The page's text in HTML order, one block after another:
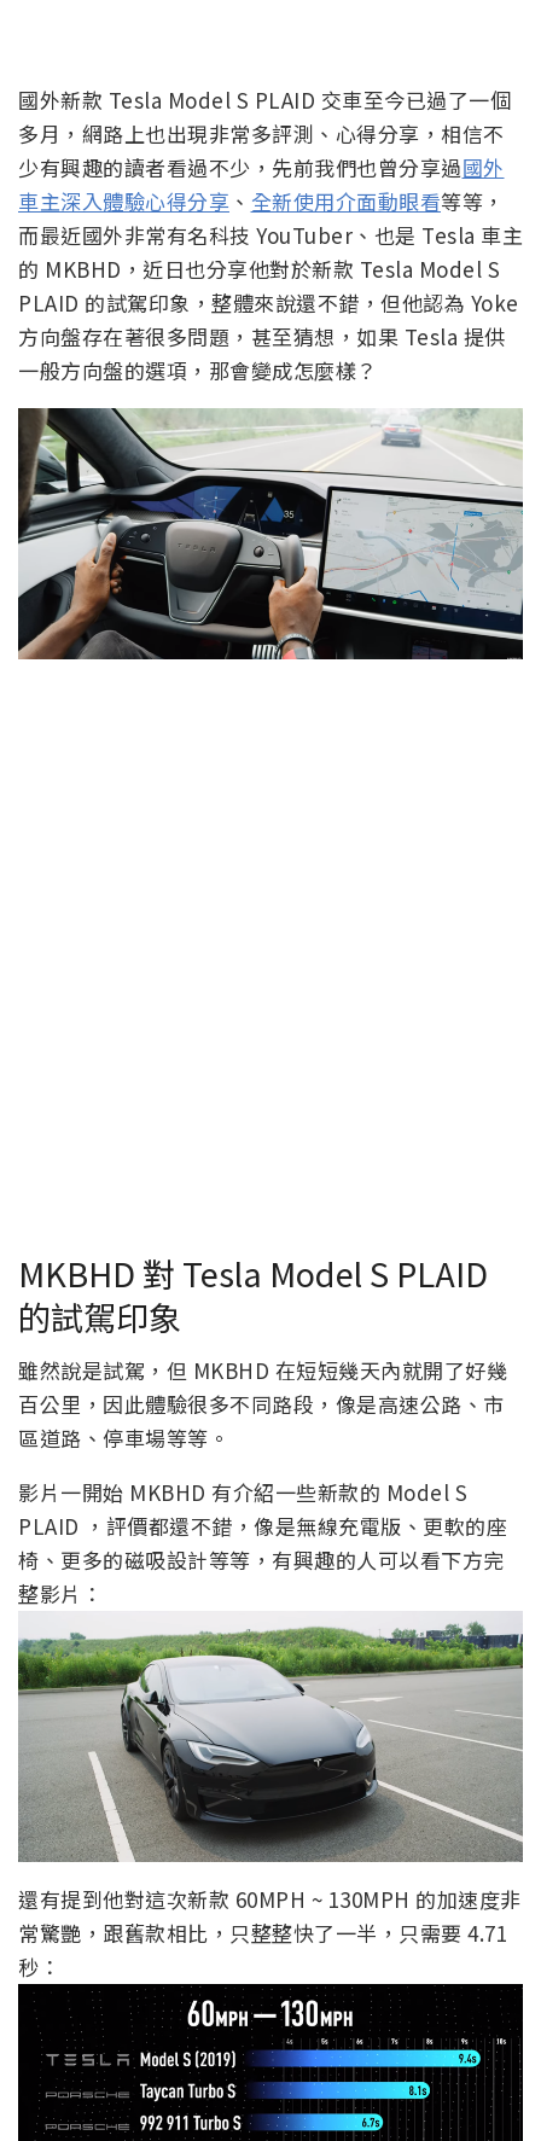
國外新款 Tesla Model S PLAID 交車至今已過了一個
多月，網路上也出現非常多評測、心得分享，相信不
少有興趣的讀者看過不少，先前我們也曾分享過國外
車主深入體驗心得分享 、 全新使用介面動眼看等等，
而最近國外非常有名科技 YouTuber、也是 Tesla 車主
的 MKBHD，近日也分享他對於新款 Tesla Model S
PLAID 的試駕印象，整體來說還不錯，但他認為 Yoke
方向盤存在著很多問題，甚至猜想，如果 Tesla 提供
一般方向盤的選項，那會變成怎麼樣？
MKBHD 對 Tesla Model S PLAID
的試駕印象
雖然說是試駕，但 MKBHD 在短短幾天內就開了好幾
百公里，因此體驗很多不同路段，像是高速公路、市
區道路、停車場等等。
影片一開始 MKBHD 有介紹一些新款的 Model S
PLAID ，評價都還不錯，像是無線充電版、更軟的座
椅、更多的磁吸設計等等，有興趣的人可以看下方完
整影片：
還有提到他對這次新款 60MPH ~ 130MPH 的加速度非
常驚艷，跟舊款相比，只整整快了一半，只需要 4.71
秒：